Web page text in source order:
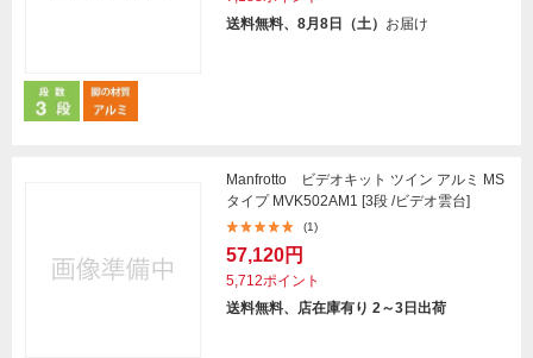
送料無料、8月8日（土） お届け
Manfrotto ビデオキット ツイン アルミ MS
タイプ MVK502AM1 [3段 /ビデオ雲台]
(1)
57,120円
5,712ポイント
送料無料、店在庫有り 2～3日出荷